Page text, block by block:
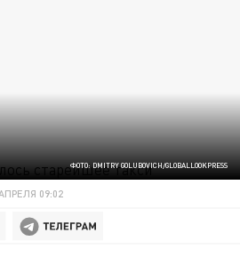
ФОТО: DMITRY GOLUBOVICH/GLOBALLOOKPRESS
09:02